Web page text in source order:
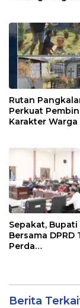
Rutan
Perkuat
Karakter Warga
Sepakat,
Bersama DPRD
Perda
Berita